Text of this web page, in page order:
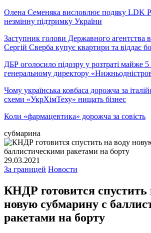
Олена Семеняка висловлює подяку LDK
незмінну підтримку України
Заступник голови Державного агентства
Сергій Сверба купує квартири та віддає
ДБР оголосило підозру у розтраті майже
генеральному директору
Чому українська ковбаса дорожча за
схеми «УкрХімТеху» нищать бізнес
Коли «фармацевтика» дорожча за совість
субмарина
29.03.2021
За границей Новости
КНДР готовится спустить
новую субмарину с
ракетами на борту